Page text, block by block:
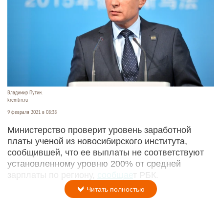
Владимир Путин.
kremlin.ru
9 февраля 2021 в 08:38
Министерство проверит уровень заработной
платы ученой из новосибирского института,
сообщившей, что ее выплаты не соответствуют
установленному уровню 200% от средней
зарплаты по региону,
сообщае т РБК.
Читать полностью